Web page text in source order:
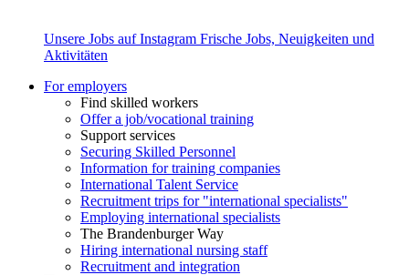
Unsere Jobs auf Instagram Frische Jobs, Neuigkeiten und
Aktivitäten
For employers
Find skilled workers
Offer a job/vocational training
Support services
Securing Skilled Personnel
Information for training companies
International Talent Service
Recruitment trips for "international specialists"
Employing international specialists
The Brandenburger Way
Hiring international nursing staff
Recruitment and integration